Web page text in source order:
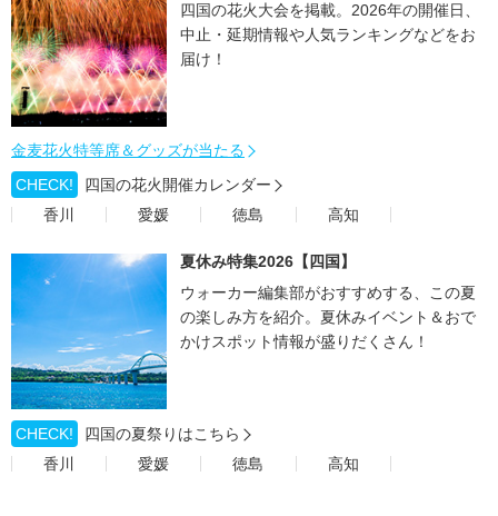
四国の花火大会を掲載。2026年の開催日、
中止・延期情報や人気ランキングなどをお
届け！
金麦花火特等席＆グッズが当たる
CHECK!
四国の花火開催カレンダー
香川
愛媛 徳島 高知
夏休み特集2026【四国】
ウォーカー編集部がおすすめする、この夏
の楽しみ方を紹介。夏休みイベント＆おで
かけスポット情報が盛りだくさん！
CHECK!
四国の夏祭りはこちら
香川
愛媛 徳島 高知